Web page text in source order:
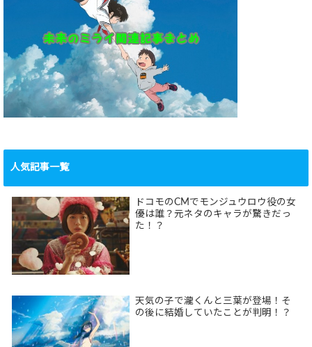
人気記事一覧
ドコモのCMでモンジュウロウ役の女
優は誰？元ネタのキャラが驚きだっ
た！？
天気の子で瀧くんと三葉が登場！そ
の後に結婚していたことが判明！？